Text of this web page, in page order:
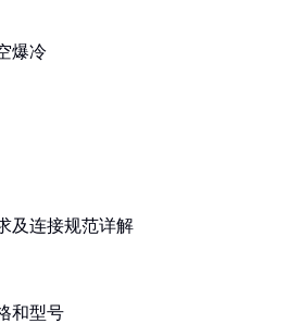
爆冷
及连接规范详解
和型号